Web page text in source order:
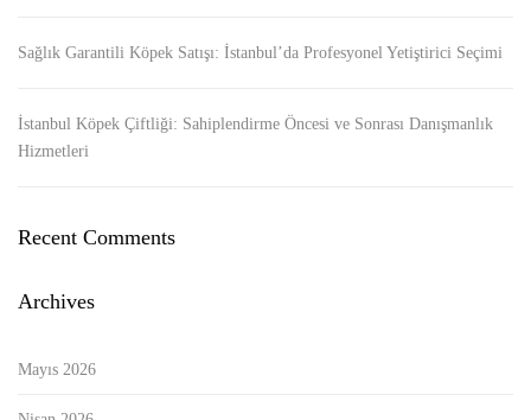
Sağlık Garantili Köpek Satışı: İstanbul’da Profesyonel Yetiştirici Seçimi
İstanbul Köpek Çiftliği: Sahiplendirme Öncesi ve Sonrası Danışmanlık
Hizmetleri
Recent Comments
Archives
Mayıs 2026